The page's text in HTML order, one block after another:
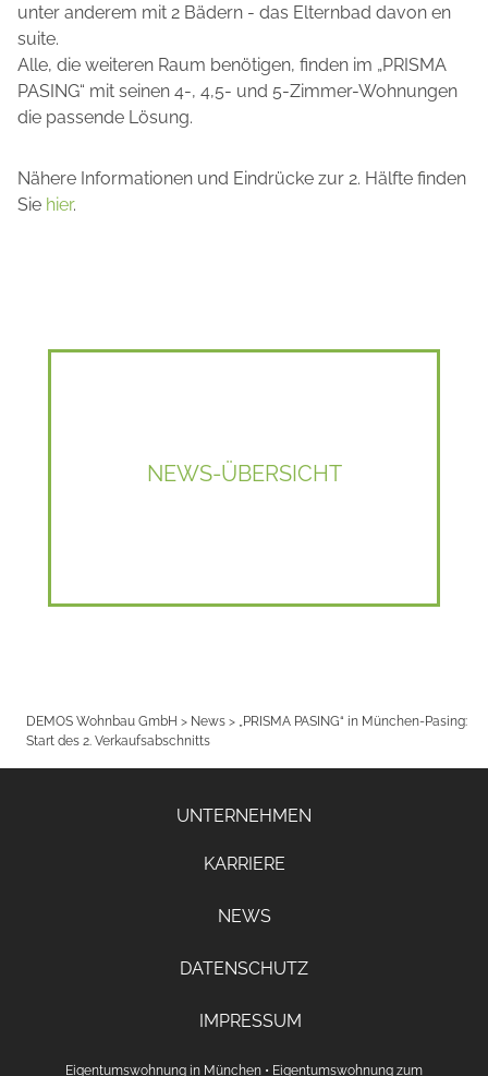
unter anderem mit 2 Bädern - das Elternbad davon en
suite.
Alle, die weiteren Raum benötigen, finden im „PRISMA
PASING“ mit seinen 4-, 4,5- und 5-Zimmer-Wohnungen
die passende Lösung.
Nähere Informationen und Eindrücke zur 2. Hälfte finden
Sie hier.
NEWS-ÜBERSICHT
DEMOS Wohnbau GmbH > News > „PRISMA PASING“ in München-Pasing:
Start des 2. Verkaufsabschnitts
UNTERNEHMEN
KARRIERE
NEWS
DATENSCHUTZ
IMPRESSUM
Eigentumswohnung in München • Eigentumswohnung zum